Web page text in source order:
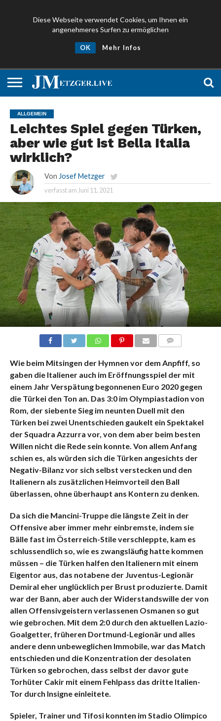
Diese Webseite verwendet Cookies, um Ihnen ein
angenehmeres Surfen zu ermöglichen
OK Mehr Infos
ALLGEMEIN
Leichtes Spiel gegen Türken,
aber wie gut ist Bella Italia
wirklich?
Von Josef Metzger
verfasst am Juni 11, 2021
Wie beim Mitsingen der Hymnen vor dem Anpfiff, so
gaben die Italiener auch im Eröffnungsspiel der mit
einem Jahr Verspätung begonnenen Euro 2020 gegen
die Türkei den Ton an. Das 3:0 im Olympiastadion von
Rom, der siebente Sieg im neunten Duell mit den
Türken bei zwei Unentschieden gaukelt ein Spektakel
der Squadra Azzurra vor, von dem aber beim besten
Willen nicht die Rede sein konnte. Von allem Anfang
schien es, als würden sich die Türken angesichts der
Negativ-Bilanz vor sich selbst verstecken und den
Italienern als zusätzlichen Heimvorteil den Ball
überlassen, ohne überhaupt ans Kontern zu denken.
Da sich die Mancini-Truppe die längste Zeit in der
Offensive aber immer mehr einbremste, indem sie
Bälle fast im Österreich-Stile verschleppte, kam es
schlussendlich so, wie es zwangsläufig hatte kommen
müssen – die Türken halfen den Italienern mit einem
Eigentor aus, das notabene der Juventus-Legionär
Demiral eher unglücklich per Brust produzierte. Damit
war der Bann, aber auch der Widerstandswille der von
allen Offensivgeistern verlassenen Osmanen so gut
wie gebrochen. Mit dem 2:0 durch den aktuellen Lazio-
Goalgetter, früheren Dortmund-Legionär und alles
andere denn unbeweglichen Immobile, war das Match
entschieden und die Konzentration der desolaten
Türken so gebrochen, dass selbst der davor gute
Torhüter Cakir mit einem Fehlpass das dritte Italien-
Tor durch Insigne einleitete.
Spieler, Trainer und Tifosi konnten im Stadio Olimpico